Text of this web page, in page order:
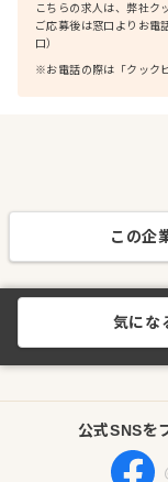
こちらの求人は、弊社ク
ご応募後は窓口よりお電
口）
※お電話の際は「クック
この企
気にな
公式SNSを